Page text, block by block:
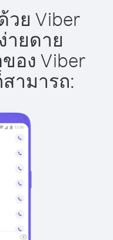
วย Viber
ายดาย
อง Viber
ามารถ: